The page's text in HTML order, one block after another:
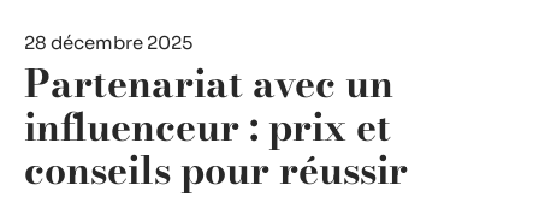
28 décembre 2025
Partenariat avec un
influenceur : prix et
conseils pour réussir